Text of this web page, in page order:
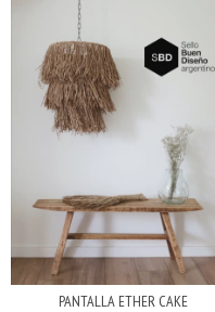
PANTALLA ETHER CAKE